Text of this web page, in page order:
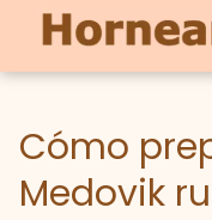
Cómo
Medovik